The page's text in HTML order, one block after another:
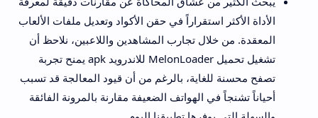
الأداة الأكثر استقراراً في حقن الأكواد وتعديل ملفات الألعاب
المعقدة. من خلال تجارب المشاهدين واللاعبين، نلاحظ أن
تشغيل تحميل MelonLoader للاندرويد apk يمنح تجربة
تصفح محسنة للغاية، بالرغم من أن قيود المعالجة قد تسبب
أحياناً تشنجاً في الهواتف الضعيفة مقارنة بالمرونة الفائقة